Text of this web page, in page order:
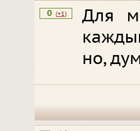
0 (+1)
Для
но,